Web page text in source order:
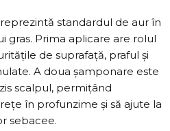
standardul de aur în
gras. Prima aplicare are rolul
de suprafață, praful și
A doua șamponare este
scalpul, permițând
în profunzime și să ajute la
sebacee.